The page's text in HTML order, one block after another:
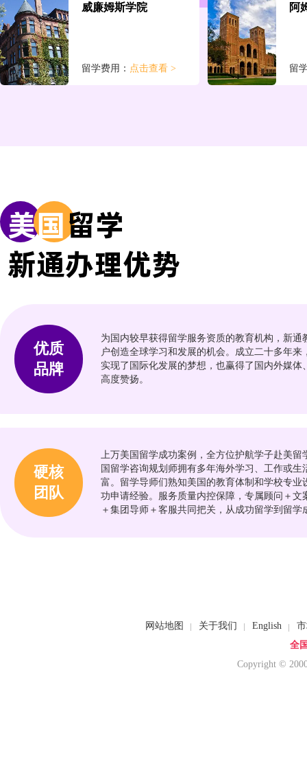
所在城市：伊利诺伊
所
威廉姆斯学院
留学费用： 点击查看 >
阿
留
华盛顿与李大学
留学费用：点击查看 >
留学费用：点击查看 >
留学费用：点击查看 > 留
美国留学
新通办理优势
优质
品牌
为国内较早获得留学服务资质的教育机构，新通
户创造全球学习和发展的机会。成立二十多年来
实现了国际化发展的梦想，也赢得了国内外媒体
高度赞扬。
硬核
团队
上万美国留学成功案例，全方位护航学子赴美
国留学咨询规划师拥有多年海外学习、工作或生
富。留学导师们熟知美国的教育体制和学校专业
功申请经验。服务质量内控保障，专属顾问＋文
＋集团导师＋客服共同把关，从成功留学到留学
网站地图 关于我们 English
全
Copyright ©